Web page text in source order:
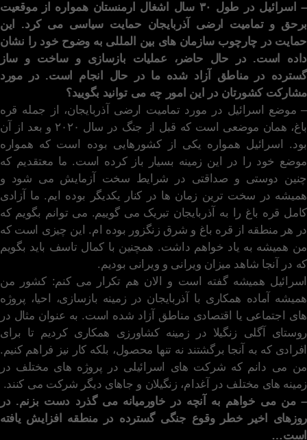
– اسرائیل در طول ۳۰ سال اشغال ارمنستان همواره از موقعیت
برحق و تمامیت ارضی آذربایجان حمایت سیاسی می کرد. این
حمایت در چارچوب سازمان های بین المللی به وضوح خود را نشان
داده است. در حال حاضر، عملیات بازسازی و ساخت و ساز
گسترده در مناطق آزاد شده ما در حال انجام است. در مورد
مشارکت کشورتان در این امور چه می توانید بگویید؟
– موضع اسرائیل در مورد تمامیت ارضی آذربایجان، از جمله قره
باغ، همان موضعی است که قبل از جنگ در سال ۲۰۲۰ و بعد از آن
بود. اسرائیل همواره یکی از کشورهایی بوده است که همواره
موضع خود را در این زمینه بسیار باز کرده است. ما معتقدیم که
چنین دوستی و صداقتی در شرایط سخت آزمایش می شود و
همیشه در سخت ترین زمان ها در کنار یکدیگر بوده ایم. ما آزادی
کامل قره باغ را به آذربایجان تبریک می گوییم. می توانم بگویم که
در هر منطقه از قره باغ و شرق زنگزور بوده ام. این چیزی است که
من همیشه به یاد خواهم داشت. همچنین با کمال تاسف باید بگویم
که در آنجا شاهد میزان ویرانی و ویرانی بودیم.
اسرائیل همیشه گفته است و الان هم تکرار می کنم: کشور من
همیشه آماده همکاری با آذربایجان در زمینه بازسازی، احیا، پروژه
های اجتماعی یا اقتصادی مناطق آزاد شده است. به عنوان مثال در
روستای آگلی زنگیلا در زمینه کشاورزی همکاری کردیم تا برای
افرادی که به آنجا برگشتند نه تنها محصول، بلکه کار نیز فراهم کنیم.
من می دانم که شرکت های اسرائیلی در پروژه های مختلف در
زمینه های مختلف در آغدام، زنگیلان و جاهای دیگر شرکت می کنند.
– من می خواهم به آنچه در خاورمیانه می گذرد دست بزنم. در
روزهای اخیر خطر وقوع جنگی گسترده در منطقه افزایش یافته
است…